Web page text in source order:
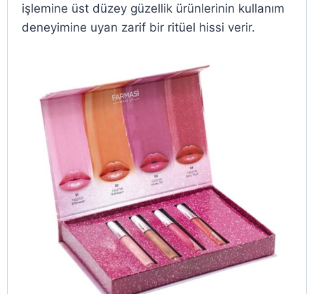
işlemine üst düzey güzellik ürünlerinin kullanım
deneyimine uyan zarif bir ritüel hissi verir.